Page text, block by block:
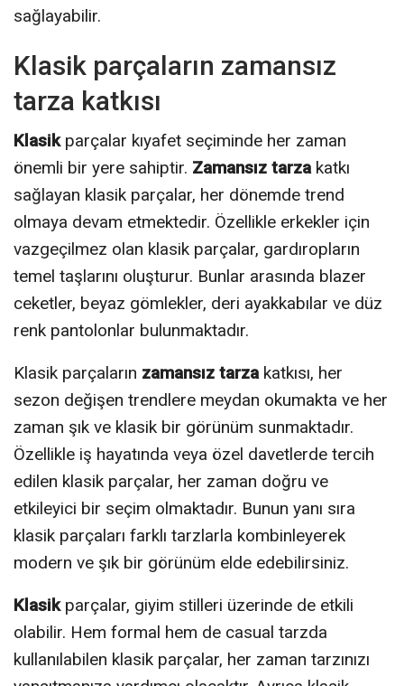
sağlayabilir.
Klasik parçaların zamansız
tarza katkısı
Klasikparçalar kıyafet seçiminde her zaman
önemli bir yere sahiptir. Zamansız tarzakatkı
sağlayan klasik parçalar, her dönemde trend
olmaya devam etmektedir. Özellikle erkekler için
vazgeçilmez olan klasik parçalar, gardıropların
temel taşlarını oluşturur. Bunlar arasında blazer
ceketler, beyaz gömlekler, deri ayakkabılar ve düz
renk pantolonlar bulunmaktadır.
Klasik parçaların zamansız tarzakatkısı, her
sezon değişen trendlere meydan okumakta ve her
zaman şık ve klasik bir görünüm sunmaktadır.
Özellikle iş hayatında veya özel davetlerde tercih
edilen klasik parçalar, her zaman doğru ve
etkileyici bir seçim olmaktadır. Bunun yanı sıra
klasik parçaları farklı tarzlarla kombinleyerek
modern ve şık bir görünüm elde edebilirsiniz.
Klasikparçalar, giyim stilleri üzerinde de etkili
olabilir. Hem formal hem de casual tarzda
kullanılabilen klasik parçalar, her zaman tarzınızı